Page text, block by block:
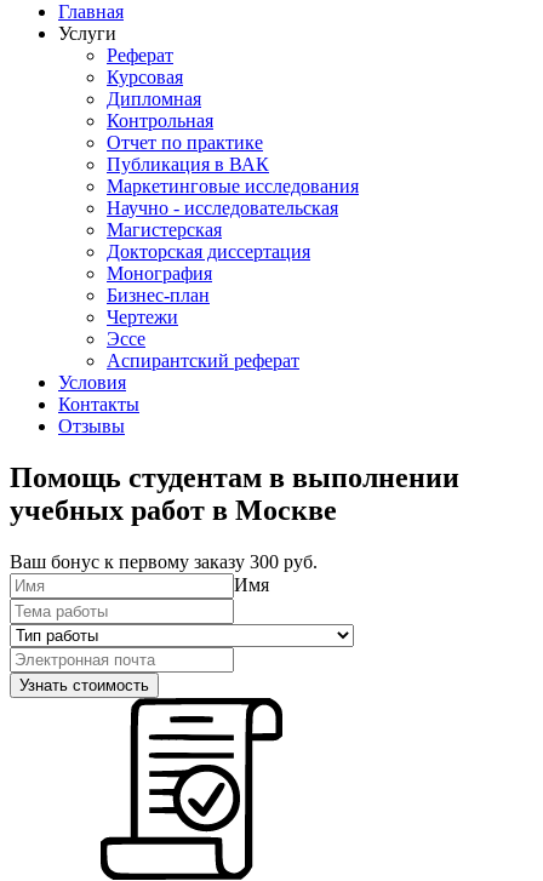
Главная
Услуги
Реферат
Курсовая
Дипломная
Контрольная
Отчет по практике
Публикация в ВАК
Маркетинговые исследования
Научно - исследовательская
Магистерская
Докторская диссертация
Монография
Бизнес-план
Чертежи
Эссе
Аспирантский реферат
Условия
Контакты
Отзывы
Помощь студентам в выполнении
учебных работ в Москве
Ваш бонус к первому заказу 300 руб.
Имя